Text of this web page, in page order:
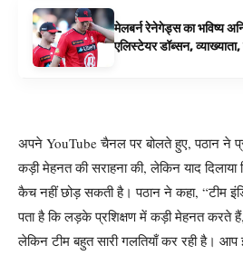
मेलबर्न रेनेगेड्स का भविष्य
एलिस्टेयर डॉब्सन,
अपने YouTube चैनल पर बोलते हुए, पठान ने
कड़ी मेहनत की सराहना की, लेकिन याद
कैच नहीं छोड़ सकती है। पठान ने कहा, “टीम
पता है कि लड़के प्रशिक्षण में कड़ी मेहनत करते
लेकिन टीम बहुत सारी गलतियाँ कर रही है।